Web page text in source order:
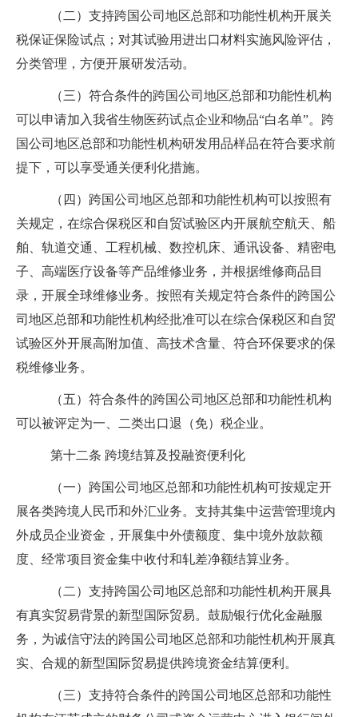
（二）支持跨国公司地区总部和功能性机构开展关
税保证保险试点；对其试验用进出口材料实施风险评估，
分类管理，方便开展研发活动。
（三）符合条件的跨国公司地区总部和功能性机构
可以申请加入我省生物医药试点企业和物品“白名单”。跨
国公司地区总部和功能性机构研发用品样品在符合要求前
提下，可以享受通关便利化措施。
（四）跨国公司地区总部和功能性机构可以按照有
关规定，在综合保税区和自贸试验区内开展航空航天、船
舶、轨道交通、工程机械、数控机床、通讯设备、精密电
子、高端医疗设备等产品维修业务，并根据维修商品目
录，开展全球维修业务。按照有关规定符合条件的跨国公
司地区总部和功能性机构经批准可以在综合保税区和自贸
试验区外开展高附加值、高技术含量、符合环保要求的保
税维修业务。
（五）符合条件的跨国公司地区总部和功能性机构
可以被评定为一、二类出口退（免）税企业。
第十二条 跨境结算及投融资便利化
（一）跨国公司地区总部和功能性机构可按规定开
展各类跨境人民币和外汇业务。支持其集中运营管理境内
外成员企业资金，开展集中外债额度、集中境外放款额
度、经常项目资金集中收付和轧差净额结算业务。
（二）支持跨国公司地区总部和功能性机构开展具
有真实贸易背景的新型国际贸易。鼓励银行优化金融服
务，为诚信守法的跨国公司地区总部和功能性机构开展真
实、合规的新型国际贸易提供跨境资金结算便利。
（三）支持符合条件的跨国公司地区总部和功能性